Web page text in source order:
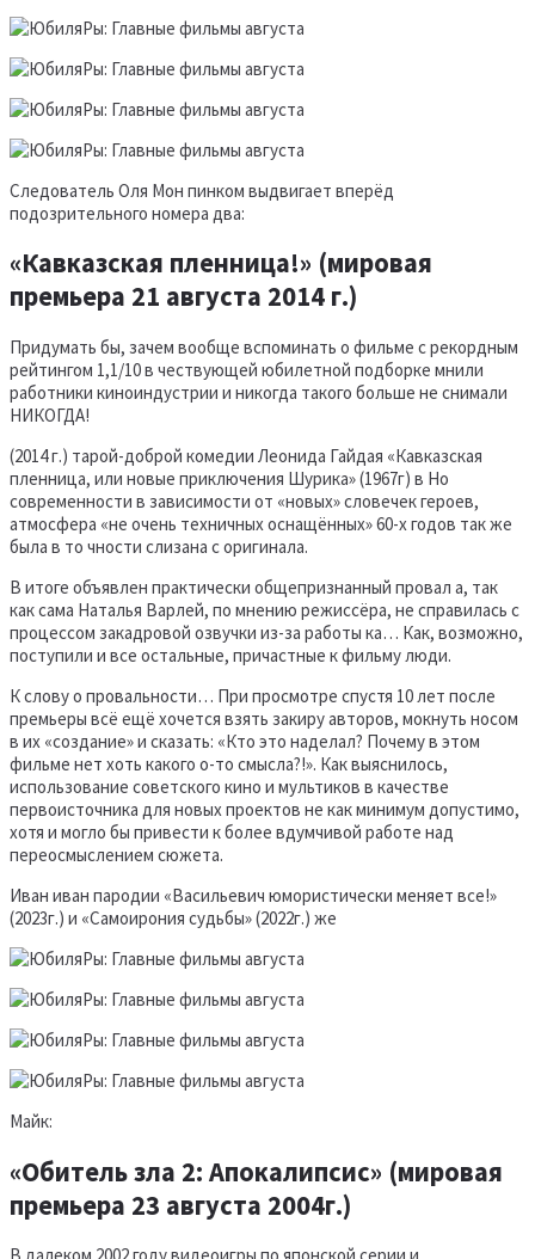
Следователь Оля Мон пинком выдвигает вперёд
подозрительного номера два:
«Кавказская пленница!» (мировая
премьера 21 августа 2014 г.)
Придумать бы, зачем вообще вспоминать о фильме с рекордным
рейтингом 1,1/10 в чествующей юбилетной подборке мнили
работники киноиндустрии и никогда такого больше не снимали
НИКОГДА!
(2014 г.) тарой-доброй комедии Леонида Гайдая «Кавказская
пленница, или новые приключения Шурика» (1967г) в Но
современности в зависимости от «новых» словечек героев,
атмосфера «не очень техничных оснащённых» 60-х годов так же
была в то чности слизана с оригинала.
В итоге объявлен практически общепризнанный провал а, так
как сама Наталья Варлей, по мнению режиссёра, не справилась с
процессом закадровой озвучки из-за работы ка… Как, возможно,
поступили и все остальные, причастные к фильму люди.
К слову о провальности… При просмотре спустя 10 лет после
премьеры всё ещё хочется взять закиру авторов, мокнуть носом
в их «создание» и сказать: «Кто это наделал? Почему в этом
фильме нет хоть какого о-то смысла?!». Как выяснилось,
использование советского кино и мультиков в качестве
первоисточника для новых проектов не как минимум допустимо,
хотя и могло бы привести к более вдумчивой работе над
переосмыслением сюжета.
Иван иван пародии «Васильевич юмористически меняет все!»
(2023г.) и «Самоирония судьбы» (2022г.) же
Майк:
«Обитель зла 2: Апокалипсис» (мировая
премьера 23 августа 2004г.)